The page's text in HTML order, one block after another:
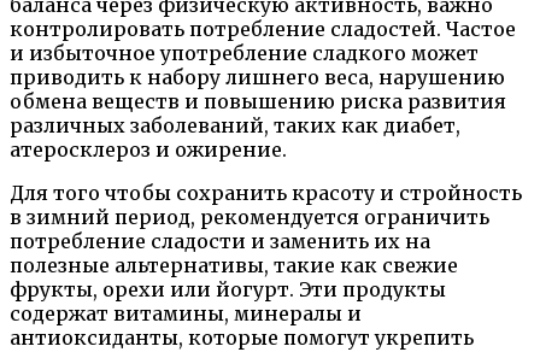
контролировать потребление сладостей. Частое
и избыточное употребление сладкого может
приводить к набору лишнего веса, нарушению
обмена веществ и повышению риска развития
различных заболеваний, таких как диабет,
атеросклероз и ожирение.
Для того чтобы сохранить красоту и стройность
в зимний период, рекомендуется ограничить
потребление сладости и заменить их на
полезные альтернативы, такие как свежие
фрукты, орехи или йогурт. Эти продукты
содержат витамины, минералы и
антиоксиданты, которые помогут укрепить